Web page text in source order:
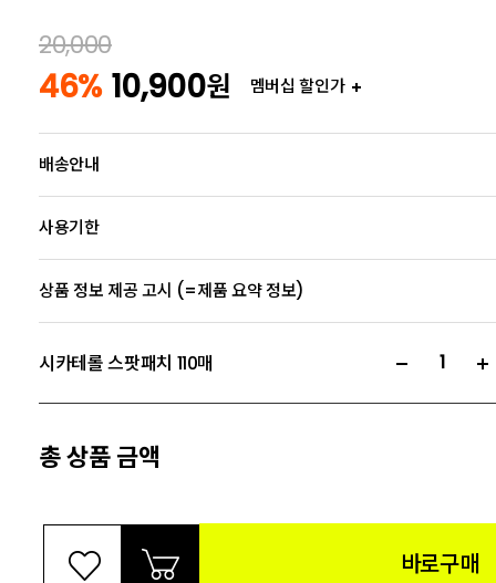
20,000
46% 10,900원 멤버십 할인가
배송안내
사용기한
상품 정보 제공 고시 (=제품 요약 정보)
시카테롤 스팟패치 110매
총 상품 금액
바로구매